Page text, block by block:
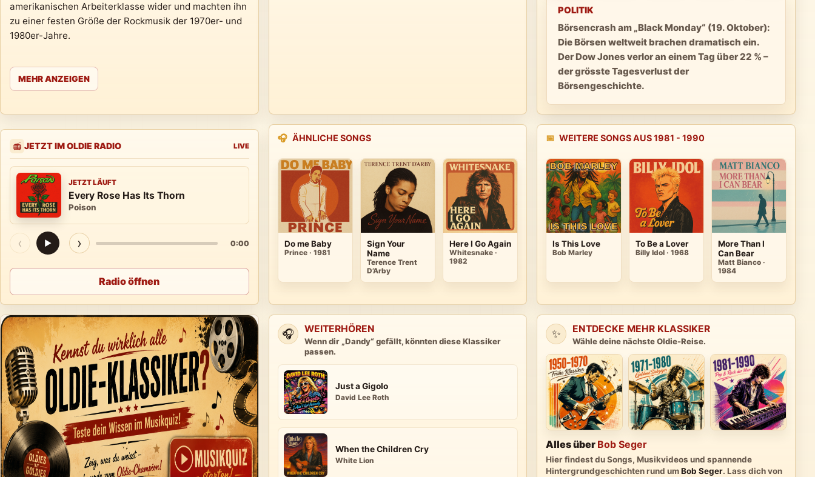
amerikanischen Arbeiterklasse wider und machten ihn
zu einer festen Größe der Rockmusik der 1970er- und
1980er-Jahre.
MEHR ANZEIGEN
POLITIK
Börsencrash am „Black Monday“ (19. Oktober):
Die Börsen weltweit brachen dramatisch ein.
Der Dow Jones verlor an einem Tag über 22 % –
der grösste Tagesverlust der
Börsengeschichte.
📻 JETZT IM OLDIE RADIO LIVE
JETZT LÄUFT
Every Rose Has Its Thorn
Poison
‹ ▶ › 0:00
Radio öffnen
🎧 ÄHNLICHE SONGS
Do me Baby
Prince · 1981
Sign Your
Name
Terence Trent
D’Arby
Here I Go Again
Whitesnake ·
1982
📅 WEITERE SONGS AUS 1981 - 1990
Is This Love
Bob Marley
To Be a Lover
Billy Idol · 1968
More Than I
Can Bear
Matt Bianco ·
1984
🎧 WEITERHÖREN
Wenn dir „Dandy“ gefällt, könnten diese Klassiker
passen.
Just a Gigolo
David Lee Roth
When the Children Cry
White Lion
✨ ENTDECKE MEHR KLASSIKER
Wähle deine nächste Oldie-Reise.
Alles über Bob Seger
Hier findest du Songs, Musikvideos und spannende
Hintergrundgeschichten rund umBob Seger. Lass dich von